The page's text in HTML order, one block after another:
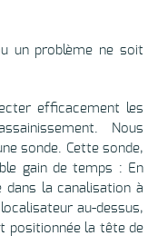
un problème ne soit
efficacement les
Nous
sonde. Cette sonde,
gain de temps : En
dans la canalisation à
au-dessus,
positionnée la tête de